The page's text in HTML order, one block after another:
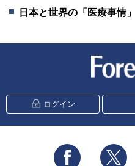
日本と世界の「医療事情
ログイン
Facebook